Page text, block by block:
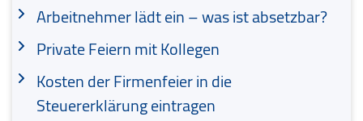
Arbeitnehmer lädt ein – was ist absetzbar?
Private Feiern mit Kollegen
Kosten der Firmenfeier in die
Steuererklärung eintragen